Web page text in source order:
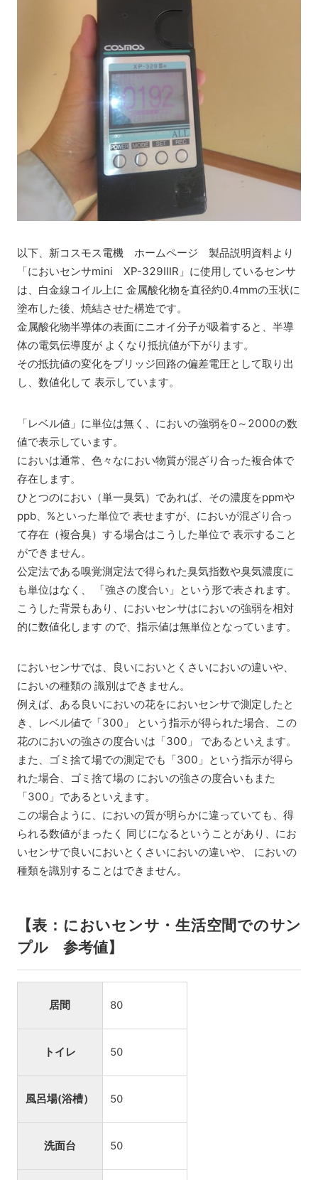
以下、新コスモス電機 ホームページ 製品説明資料より
「においセンサmini XP-329ⅢR」に使用しているセンサ
は、白金線コイル上に 金属酸化物を直径約0.4mmの玉状に
塗布した後、焼結させた構造です。
金属酸化物半導体の表面にニオイ分子が吸着すると、半導
体の電気伝導度が よくなり抵抗値が下がります。
その抵抗値の変化をブリッジ回路の偏差電圧として取り出
し、数値化して 表示しています。
「レベル値」に単位は無く、においの強弱を0～2000の数
値で表示しています。
においは通常、色々なにおい物質が混ざり合った複合体で
存在します。
ひとつのにおい（単一臭気）であれば、その濃度をppmや
ppb、%といった単位で 表せますが、においが混ざり合っ
て存在（複合臭）する場合はこうした単位で 表示すること
ができません。
公定法である嗅覚測定法で得られた臭気指数や臭気濃度に
も単位はなく、 「強さの度合い」という形で表されます。
こうした背景もあり、においセンサはにおいの強弱を相対
的に数値化します ので、指示値は無単位となっています。
においセンサでは、良いにおいとくさいにおいの違いや、
においの種類の 識別はできません。
例えば、ある良いにおいの花をにおいセンサで測定したと
き、レベル値で「300」 という指示が得られた場合、この
花のにおいの強さの度合いは「300」 であるといえます。
また、ゴミ捨て場での測定でも「300」という指示が得ら
れた場合、ゴミ捨て場の においの強さの度合いもまた
「300」であるといえます。
この場合ように、においの質が明らかに違っていても、得
られる数値がまったく 同じになるということがあり、にお
いセンサで良いにおいとくさいにおいの違いや、 においの
種類を識別することはできません。
【表：においセンサ・生活空間でのサン
プル 参考値】
居間 80
トイレ 50
風呂場(浴槽） 50
洗面台 50